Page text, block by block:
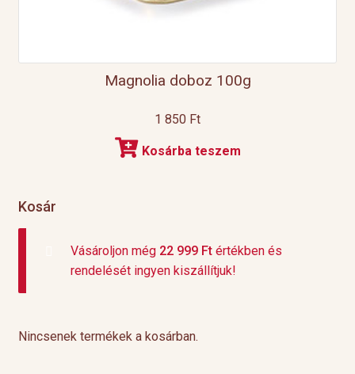
Magnolia doboz 100g
1 850 Ft
Kosárba teszem
Kosár
Vásároljon még 22 999 Ftértékben és
rendelését ingyen kiszállítjuk!
Nincsenek termékek a kosárban.